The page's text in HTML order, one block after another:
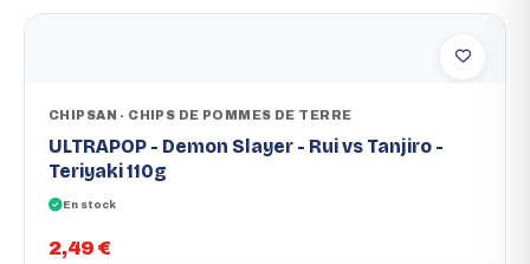
CHIPSAN - CHIPS DE POMMES DE TERRE
ULTRAPOP - Demon Slayer - Rui vs Tanjiro -
Teriyaki 110g
En stock
2,49 €